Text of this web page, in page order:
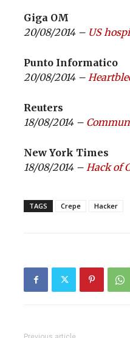
Giga OM
20/08/2014 – US
Punto Informatico
20/08/2014 –
Reuters
18/08/2014 –
New York Times
18/08/2014 – Hack of
TAGS Crepe Hacker